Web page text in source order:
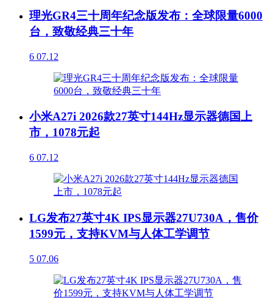
理光GR4三十周年纪念版发布：全球限量6000
台，致敬经典三十年
6 07.12
小米A27i 2026款27英寸144Hz显示器德国上
市，1078元起
6 07.12
LG发布27英寸4K IPS显示器27U730A，售价
1599元，支持KVM与人体工学调节
5 07.06